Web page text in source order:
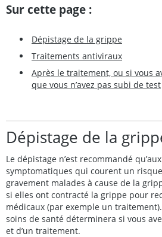
Sur cette page :
Dépistage de la grippe
Traitements antiviraux
Après le traitement, ou si vous
que vous n’avez pas subi de test
Dépistage de la
Le dépistage n’est recommandé
symptomatiques qui courent un
gravement malades à cause de la
si elles ont contracté la grippe pour
médicaux (par exemple un
soins de santé déterminera si vous
et d’un traitement.